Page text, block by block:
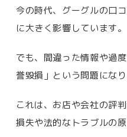
今の時代、グーグルの口
に大きく影響しています。
でも、間違った情報や過
誉毀損」という問題になり
これは、お店や会社の評
損失や法的なトラブルの